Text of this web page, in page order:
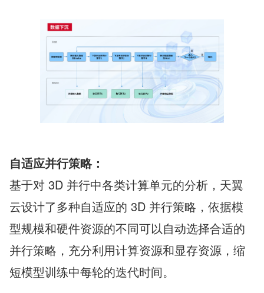
自适应并行策略：
基于对 3D 并行中各类计算单元的分析，天翼
云设计了多种自适应的 3D 并行策略，依据模
型规模和硬件资源的不同可以自动选择合适的
并行策略，充分利用计算资源和显存资源，缩
短模型训练中每轮的迭代时间。